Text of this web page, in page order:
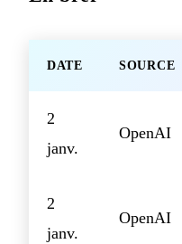
DATE SOURCE
2
janv.
OpenAI
2
janv.
OpenAI